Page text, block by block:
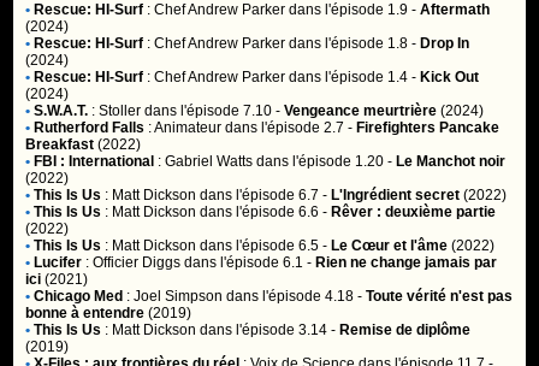
• Rescue: HI-Surf :Chef Andrew Parker dans l'épisode 1.9 -Aftermath
(2024)
• Rescue: HI-Surf :Chef Andrew Parker dans l'épisode 1.8 - Drop In
(2024)
• Rescue: HI-Surf :Chef Andrew Parker dans l'épisode 1.4 - Kick Out
(2024)
• S.W.A.T. :Stoller dans l'épisode 7.10 -Vengeance meurtrière (2024)
• Rutherford Falls :Animateur dans l'épisode 2.7 - Firefighters Pancake
Breakfast (2022)
• FBI : International :Gabriel Watts dans l'épisode 1.20 - Le Manchot noir
(2022)
• This Is Us : Matt Dickson dans l'épisode 6.7 - L'Ingrédient secret (2022)
• This Is Us : Matt Dickson dans l'épisode 6.6 - Rêver : deuxième partie
(2022)
• This Is Us : Matt Dickson dans l'épisode 6.5 - Le Cœur et l'âme (2022)
• Lucifer :Officier Diggs dans l'épisode 6.1 - Rien ne change jamais par
ici (2021)
• Chicago Med :Joel Simpson dans l'épisode 4.18 -Toute vérité n'est pas
bonne à entendre (2019)
• This Is Us : Matt Dickson dans l'épisode 3.14 - Remise de diplôme
(2019)